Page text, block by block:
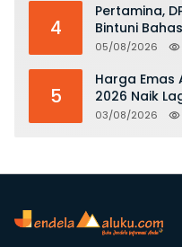
4
Pertamina,
Bintuni
dan LPG
05/08/2026
5
Harga Emas
2026 Naik
Juta
03/08/2026